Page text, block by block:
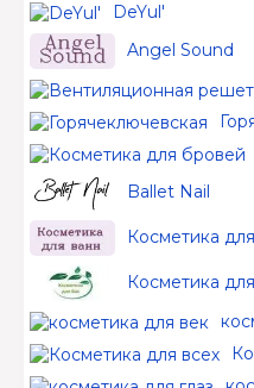
DeYul'
Angel Sound
Ballet Nail
Косметика
Косметика